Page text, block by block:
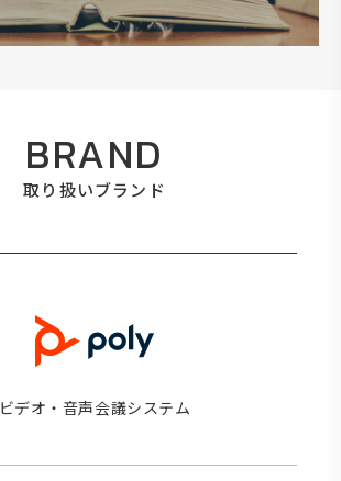
BRAND
取り扱いブランド
ビデオ・音声会議システム